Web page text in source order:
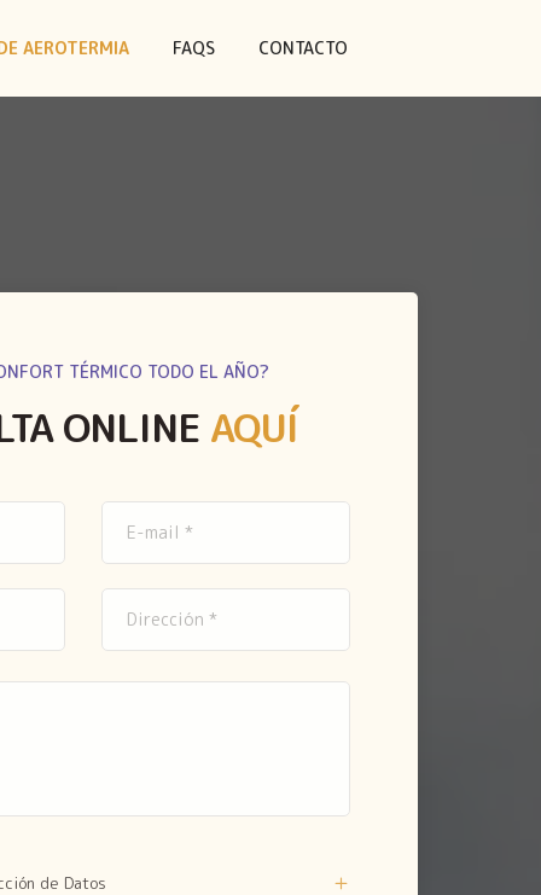
AEROTERMIA FAQS CONTACTO
TÉRMICO TODO EL AÑO?
ONLINE AQUÍ
de Datos